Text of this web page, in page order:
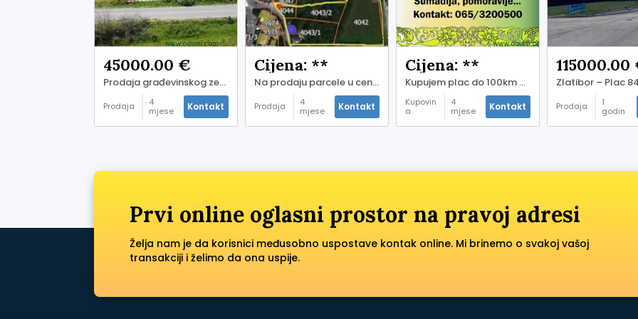
45000.00 €
Prodaja građevinskog zemljista na magistralnom putu Beograd-Obrenovac-Šabac
Prodaja
4
mjese
Kontakt
Cijena: **
Na prodaju parcele u centru Ripnja, kod Maxija
Prodaja
4
mjese
Kontakt
Cijena: **
Kupujem plac do 100km od Beograda, moze sa manjim objektom na njemu
Kupovin
a
4
mjese
Kontakt
115000.00
Prodaja
1
godin
Prvi online oglasni prostor na pravoj adresi
Želja nam je da korisnici međusobno uspostave kontak online. Mi brinemo o svakoj vašoj
transakciji i želimo da ona uspije.